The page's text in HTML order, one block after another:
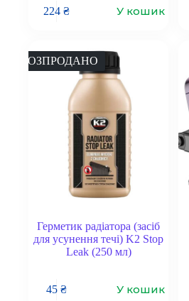
224 ₴ У кошик
РОЗПРОДАНО
Герметик радіатора (засіб
для усунення течі) K2 Stop
Leak (250 мл)
45 ₴ У кошик